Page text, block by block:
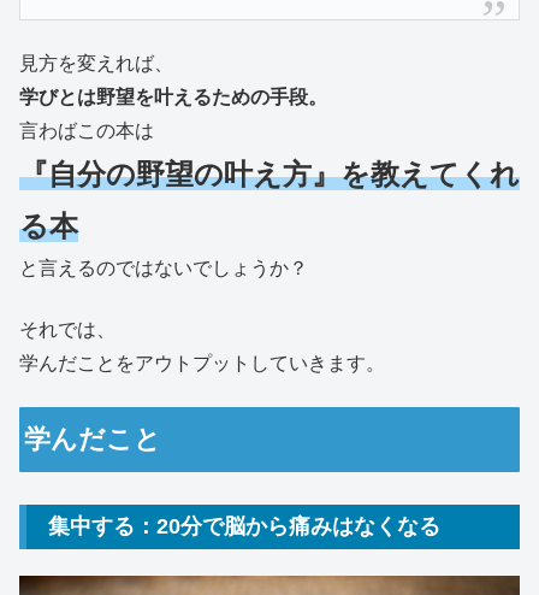
見方を変えれば、
学びとは野望を叶えるための手段。
言わばこの本は
『自分の野望の叶え方』を教えてくれ
る本
と言えるのではないでしょうか？
それでは、
学んだことをアウトプットしていきます。
学んだこと
集中する：20分で脳から痛みはなくなる